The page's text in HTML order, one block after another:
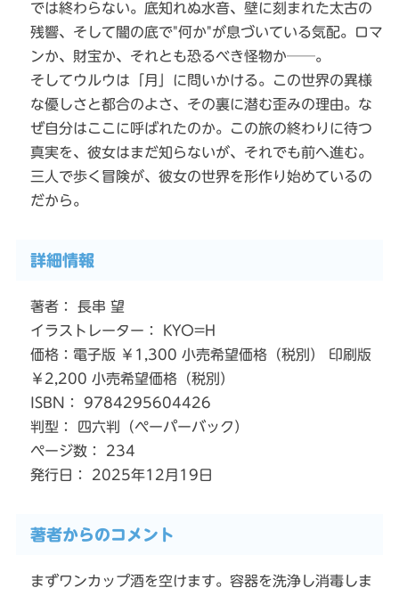
では終わらない。底知れぬ水音、壁に刻まれた太古の
残響、そして闇の底で"何か"が息づいている気配。ロマ
ンか、財宝か、それとも恐るべき怪物か──。
そしてウルウは「月」に問いかける。この世界の異様
な優しさと都合のよさ、その裏に潜む歪みの理由。な
ぜ自分はここに呼ばれたのか。この旅の終わりに待つ
真実を、彼女はまだ知らないが、それでも前へ進む。
三人で歩く冒険が、彼女の世界を形作り始めているの
だから。
詳細情報
著者： 長串 望
イラストレーター： KYO=H
価格：電子版 ￥1,300 小売希望価格（税別） 印刷版
￥2,200 小売希望価格（税別）
ISBN： 9784295604426
判型： 四六判（ペーパーバック）
ページ数： 234
発行日： 2025年12月19日
著者からのコメント
まずワンカップ酒を空けます。容器を洗浄し消毒しま